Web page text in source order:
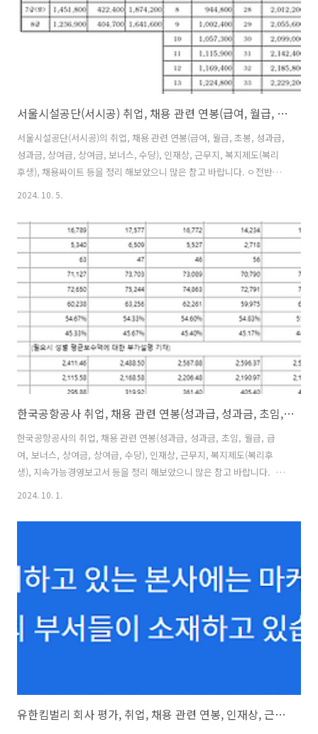
보는 아래링..
서울시설공단(서시공) 취업, 채용 관련 연봉(급여, 월급, 초봉, 성과급, 성과금, 상여급, 상여금, 보너스, 수당), 인재상, 근무지, 복지제도(복리후생), 채용싸이트 등 정리
서울시설공단(서시공)의 취업, 채용 관련 연봉(급여, 월급, 초봉, 성과급,
성과금, 상여급, 상여금, 보너스, 수당), 인재상, 근무지, 복지제도(복리
후생), 채용싸이트 등을 정리 해보았으니 많은 참고 바랍니다. ㅇ전반적
인 평가(카더라 포함)- 현직자들의 평가싸이트를 둘러보면 그래도 좋은
떠나 워라밸이 좋고 서울에서만 근무할 수 있는 장점의 평이 많음.(워라
밸 점수가 매우 높음)- 4년마다 근무지 순환이라는 얘기가 있음. ㅇ연봉-
연봉은 직급별 호봉에 따라 조금씩 상승하며 각 종 수당이 추가될 수 있
음. - 7급 : 0.35~0.5억(각종 수당, 호봉 상승에 따라 달라짐) - 아래 자료
는 홈페이지에 공개된 서울시설공단(서시..
2024. 10. 5.
한국공항공사 취업, 채용 관련 연봉(성과급, 성과금, 초임, 월급, 급여, 보너스, 상여금, 상여급, 수당, 안전직), 인재상, 근무지, 복지제도(복리후생), 지속가능경영보고서 등 정리
한국공항공사의 취업, 채용 관련 연봉(성과급, 성과금, 초임, 월급, 급
여, 보너스, 상여금, 상여급, 수당), 인재상, 근무지, 복지제도(복리후
생), 지속가능경영보고서 등을 정리 해보았으니 많은 참고 바랍니다. ㅇ
연봉- 1인당 평균 보수액 : 70,995천원(2024년 예산 기준)(경영평가 성
일반직이 아닌 안전직의 경우 성과급, 수당 등 이것저것 포함하면 3천
년) (2024년) ㅇ연봉 관련 기사 신입 연봉 '4천720만원'...올해 대학
생이 뽑은 가장 일하고 싶은 공..
2024. 10. 1.
유한킴벌리 회사 평가, 취업, 채용 관련 연봉, 인재상, 근무지, 복지제도(복리후생), 지속가능경영보고서 등 정리